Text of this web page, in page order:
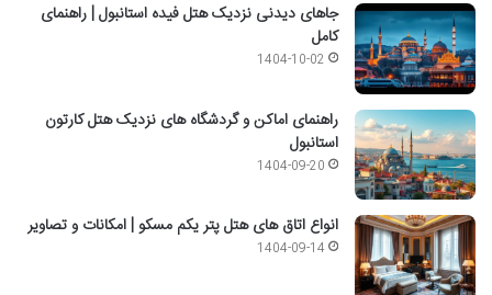
جاهای دیدنی نزدیک هتل فیده استانبول | راهنمای
کامل
1404-10-02
راهنمای اماکن و گردشگاه های نزدیک هتل کارتون
استانبول
1404-09-20
انواع اتاق های هتل پتر یکم مسکو | امکانات و تصاویر
1404-09-14